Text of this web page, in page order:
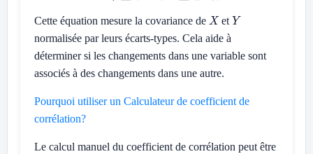
Cette équation mesure la covariance de X etY
normalisée par leurs écarts-types. Cela aide à
déterminer si les changements dans une variable sont
associés à des changements dans une autre.
Pourquoi utiliser un Calculateur de coefficient de
corrélation?
Le calcul manuel du coefficient de corrélation peut être